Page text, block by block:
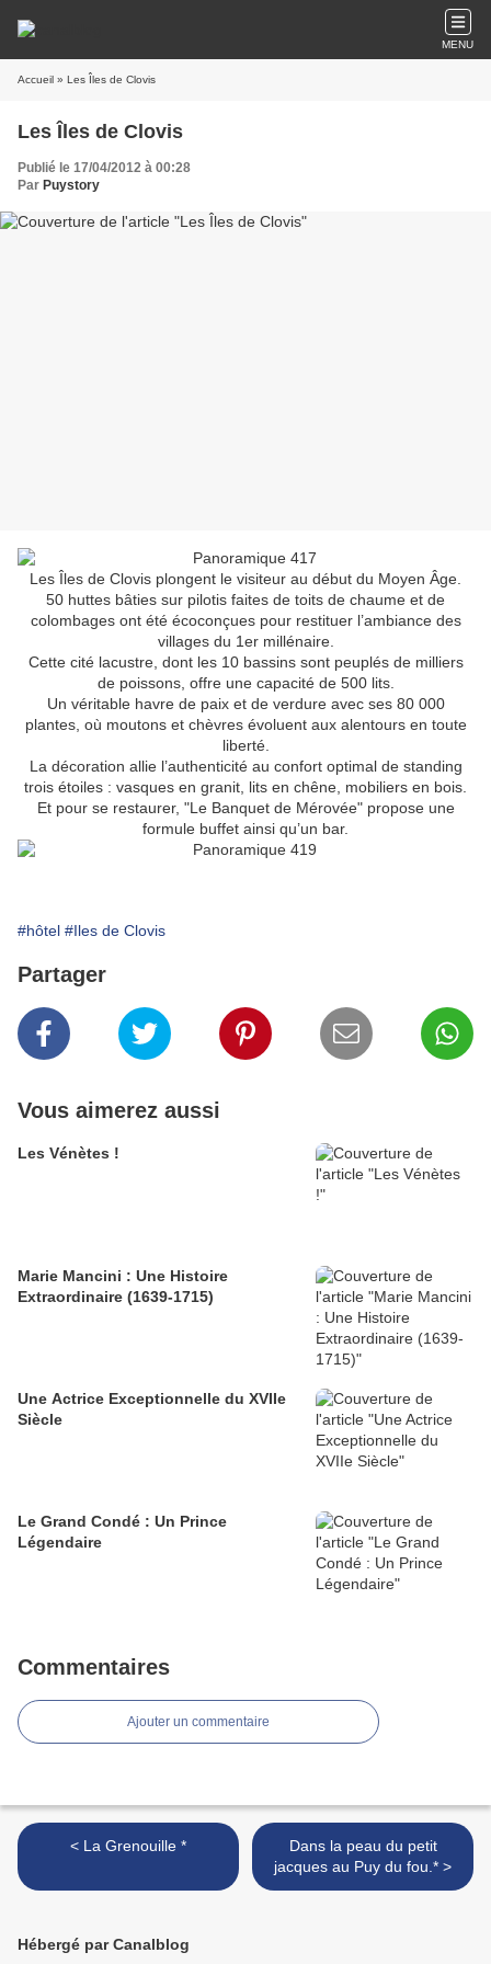
MENU
Accueil » Les Îles de Clovis
Les Îles de Clovis
Publié le 17/04/2012 à 00:28
Par Puystory
Les Îles de Clovis plongent le visiteur au début du Moyen Âge.
50 huttes bâties sur pilotis faites de toits de chaume et de
colombages ont été écoconçues pour restituer l’ambiance des
villages du 1er millénaire.
Cette cité lacustre, dont les 10 bassins sont peuplés de milliers
de poissons, offre une capacité de 500 lits.
Un véritable havre de paix et de verdure avec ses 80 000
plantes, où moutons et chèvres évoluent aux alentours en toute
liberté.
La décoration allie l’authenticité au confort optimal de standing
trois étoiles : vasques en granit, lits en chêne, mobiliers en bois.
Et pour se restaurer, "Le Banquet de Mérovée" propose une
formule buffet ainsi qu’un bar.
#hôtel #Iles de Clovis
Partager
Vous aimerez aussi
Les Vénètes !
Marie Mancini : Une Histoire
Extraordinaire (1639-1715)
Une Actrice Exceptionnelle du XVIIe
Siècle
Le Grand Condé : Un Prince
Légendaire
Commentaires
Ajouter un commentaire
< La Grenouille *
Dans la peau du petit
jacques au Puy du fou.* >
Hébergé par Canalblog